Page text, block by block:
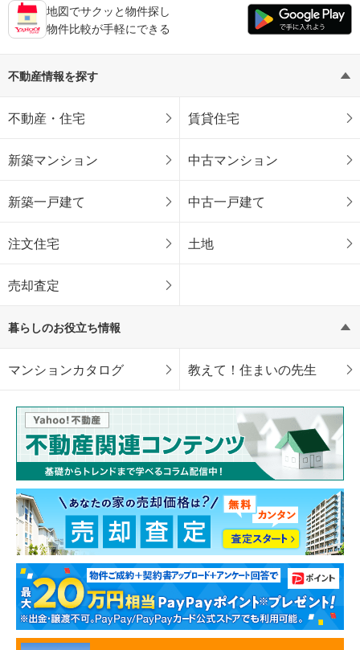
地図でサクッと物件探し
物件比較が手軽にできる
不動産情報を探す
不動産・住宅 賃貸住宅
新築マンション 中古マンション
新築一戸建て 中古一戸建て
注文住宅 土地
売却査定
暮らしのお役立ち情報
マンションカタログ 教えて！住まいの先生